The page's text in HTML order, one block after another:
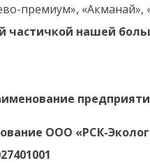
премиум»,
частичкой нашей
ООО «РСК-